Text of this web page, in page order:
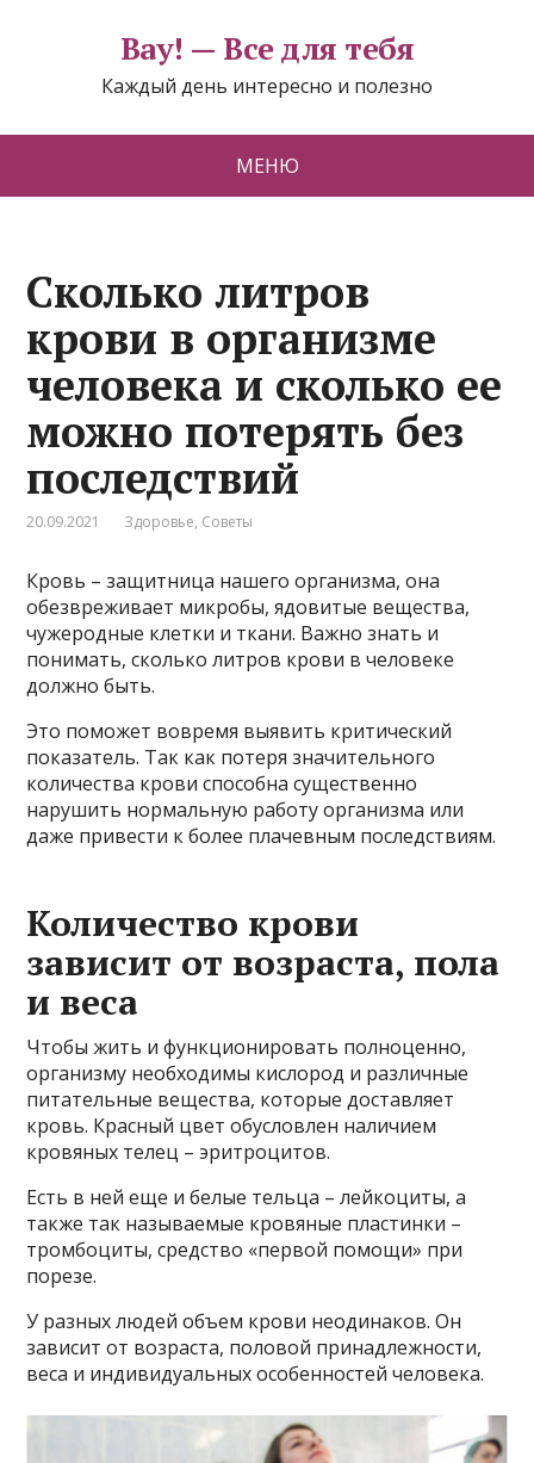
Вау! — Все для тебя
Каждый день интересно и полезно
МЕНЮ
Сколько литров
крови в организме
человека и сколько ее
можно потерять без
последствий
20.09.2021 Здоровье, Советы
Кровь – защитница нашего организма, она
обезвреживает микробы, ядовитые вещества,
чужеродные клетки и ткани. Важно знать и
понимать, сколько литров крови в человеке
должно быть.
Это поможет вовремя выявить критический
показатель. Так как потеря значительного
количества крови способна существенно
нарушить нормальную работу организма или
даже привести к более плачевным последствиям.
Количество крови
зависит от возраста, пола
и веса
Чтобы жить и функционировать полноценно,
организму необходимы кислород и различные
питательные вещества, которые доставляет
кровь. Красный цвет обусловлен наличием
кровяных телец – эритроцитов.
Есть в ней еще и белые тельца – лейкоциты, а
также так называемые кровяные пластинки –
тромбоциты, средство «первой помощи» при
порезе.
У разных людей объем крови неодинаков. Он
зависит от возраста, половой принадлежности,
веса и индивидуальных особенностей человека.